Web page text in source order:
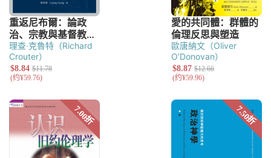
理查‧克魯特（Richard
Crouter）
歐唐納文（Oliver
O’Donovan）